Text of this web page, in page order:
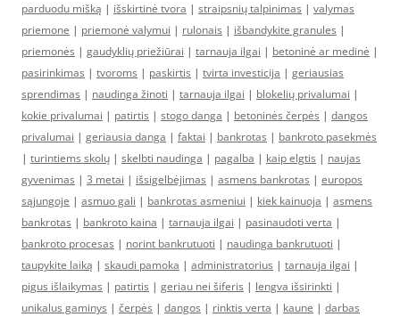
parduodu mišką | išskirtinė tvora | straipsnių talpinimas | valymas
priemone | priemonė valymui | rulonais | išbandykite granules |
priemonės | gaudyklių priežiūrai | tarnauja ilgai | betoninė ar medinė |
pasirinkimas | tvoroms | paskirtis | tvirta investicija | geriausias
sprendimas | naudinga žinoti | tarnauja ilgai | blokelių privalumai |
kokie privalumai | patirtis | stogo danga | betoninės čerpės | dangos
privalumai | geriausia danga | faktai | bankrotas | bankroto pasekmės
| turintiems skolų | skelbti naudinga | pagalba | kaip elgtis | naujas
gyvenimas | 3 metai | išsigelbėjimas | asmens bankrotas | europos
sąjungoje | asmuo gali | bankrotas asmeniui | kiek kainuoja | asmens
bankrotas | bankroto kaina | tarnauja ilgai | pasinaudoti verta |
bankroto procesas | norint bankrutuoti | naudinga bankrutuoti |
taupykite laiką | skaudi pamoka | administratorius | tarnauja ilgai |
pigus išlaikymas | patirtis | geriau nei šiferis | lengva išsirinkti |
unikalus gaminys | čerpės | dangos | rinktis verta | kaune | darbas